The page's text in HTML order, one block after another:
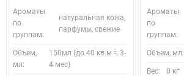
Ароматы
по
группам:
натуральная кожа,
парфумы, свежие
Объем,
мл:
150мл (до 40 кв.м ≈ 3-
4 мес)
Ароматы
по
группам:
Объем, мл:
Вес: 0 кг